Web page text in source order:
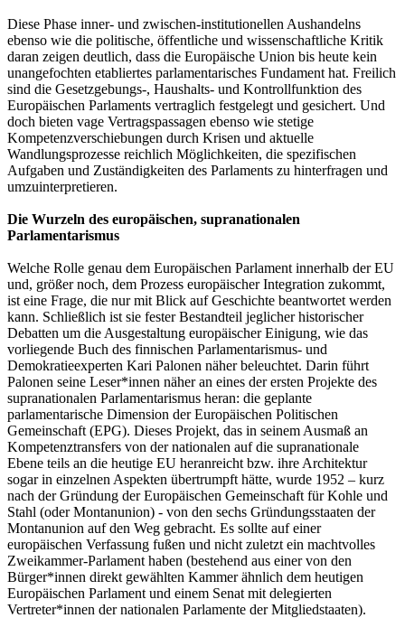
Diese Phase inner- und zwischen-institutionellen Aushandelns
ebenso wie die politische, öffentliche und wissenschaftliche Kritik
daran zeigen deutlich, dass die Europäische Union bis heute kein
unangefochten etabliertes parlamentarisches Fundament hat. Freilich
sind die Gesetzgebungs-, Haushalts- und Kontrollfunktion des
Europäischen Parlaments vertraglich festgelegt und gesichert. Und
doch bieten vage Vertragspassagen ebenso wie stetige
Kompetenzverschiebungen durch Krisen und aktuelle
Wandlungsprozesse reichlich Möglichkeiten, die spezifischen
Aufgaben und Zuständigkeiten des Parlaments zu hinterfragen und
umzuinterpretieren.
Die Wurzeln des europäischen, supranationalen
Parlamentarismus
Welche Rolle genau dem Europäischen Parlament innerhalb der EU
und, größer noch, dem Prozess europäischer Integration zukommt,
ist eine Frage, die nur mit Blick auf Geschichte beantwortet werden
kann. Schließlich ist sie fester Bestandteil jeglicher historischer
Debatten um die Ausgestaltung europäischer Einigung, wie das
vorliegende Buch des finnischen Parlamentarismus- und
Demokratieexperten Kari Palonen näher beleuchtet. Darin führt
Palonen seine Leser*innen näher an eines der ersten Projekte des
supranationalen Parlamentarismus heran: die geplante
parlamentarische Dimension der Europäischen Politischen
Gemeinschaft (EPG). Dieses Projekt, das in seinem Ausmaß an
Kompetenztransfers von der nationalen auf die supranationale
Ebene teils an die heutige EU heranreicht bzw. ihre Architektur
sogar in einzelnen Aspekten übertrumpft hätte, wurde 1952 – kurz
nach der Gründung der Europäischen Gemeinschaft für Kohle und
Stahl (oder Montanunion) - von den sechs Gründungsstaaten der
Montanunion auf den Weg gebracht. Es sollte auf einer
europäischen Verfassung fußen und nicht zuletzt ein machtvolles
Zweikammer-Parlament haben (bestehend aus einer von den
Bürger*innen direkt gewählten Kammer ähnlich dem heutigen
Europäischen Parlament und einem Senat mit delegierten
Vertreter*innen der nationalen Parlamente der Mitgliedstaaten).